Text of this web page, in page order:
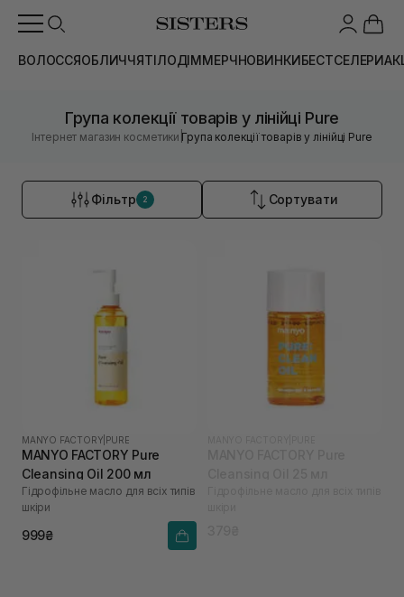
ВОЛОССЯОБЛИЧЧЯТІЛОДІММЕРЧНОВИНКИБЕСТСЕЛЕРИ
Група колекції товарів у лінійці Pure
Інтернет магазин косметики |Група колекції товарів у лінійці Pure
Фільтр 2 Сортувати
MANYO FACTORY PURE
MANYO FACTORY Pure
Cleansing Oil 200 мл
Гідрофільне масло для всіх типів
шкіри
999₴